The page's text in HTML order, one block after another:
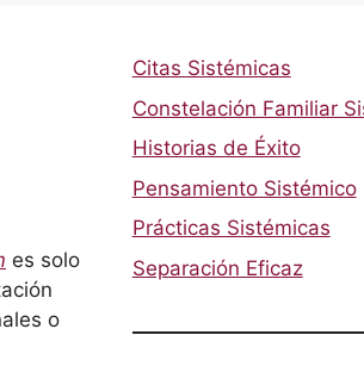
es solo
o
Citas Sistémicas
Constelación Familiar
Historias de Éxito
Pensamiento Sistémico
Prácticas Sistémicas
Separación Eficaz